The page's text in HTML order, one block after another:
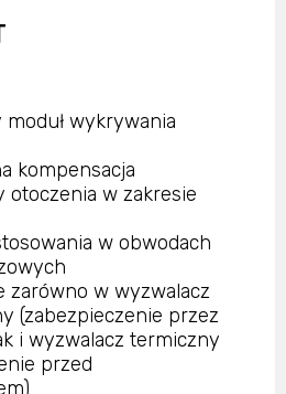
wykrywania
kompensacja
otoczenia w zakresie
w obwodach
zarówno w wyzwalacz
(zabezpieczenie przez
i wyzwalacz termiczny
przed